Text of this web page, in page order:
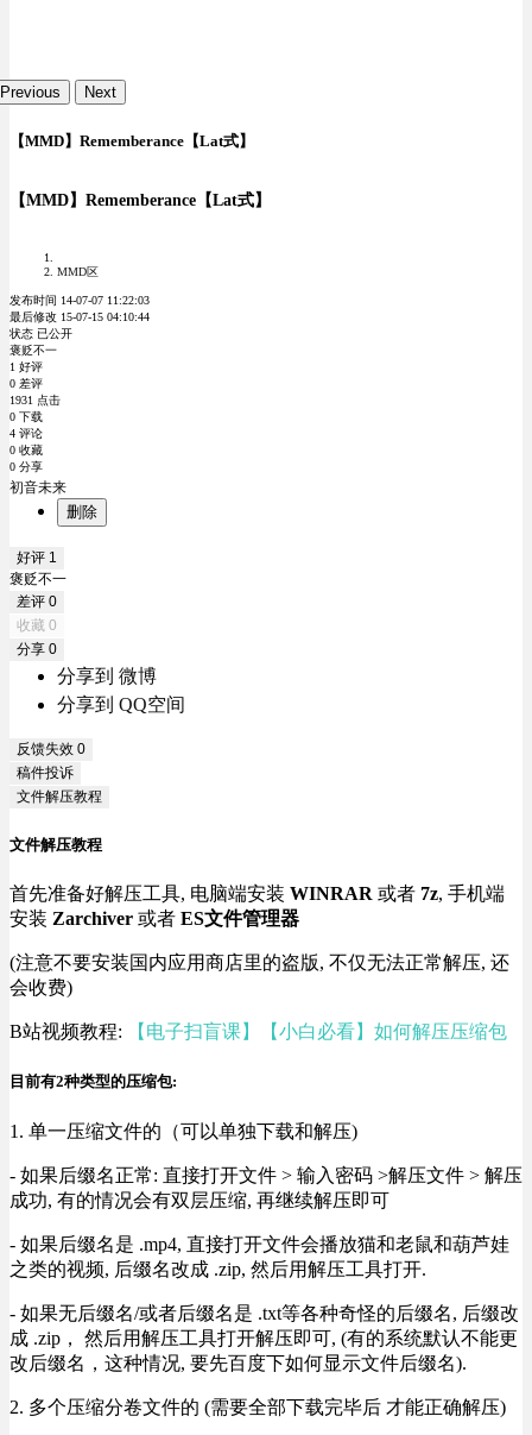
Previous Next
【MMD】Rememberance【Lat式】
【MMD】Rememberance【Lat式】
MMD区
发布时间 14-07-07 11:22:03
最后修改 15-07-15 04:10:44
状态 已公开
褒贬不一
1 好评
0 差评
1931 点击
0 下载
4 评论
0 收藏
0 分享
初音未来
删除
好评 1
褒贬不一
差评 0
收藏 0
分享 0
分享到 微博
分享到 QQ空间
反馈失效 0
稿件投诉
文件解压教程
文件解压教程
首先准备好解压工具, 电脑端安装 WINRAR 或者 7z, 手机端
安装 Zarchiver 或者 ES文件管理器
(注意不要安装国内应用商店里的盗版, 不仅无法正常解压, 还
会收费)
B站视频教程: 【电子扫盲课】【小白必看】如何解压压缩包
目前有2种类型的压缩包:
1. 单一压缩文件的（可以单独下载和解压)
- 如果后缀名正常: 直接打开文件 > 输入密码 >解压文件 > 解压
成功, 有的情况会有双层压缩, 再继续解压即可
- 如果后缀名是 .mp4, 直接打开文件会播放猫和老鼠和葫芦娃
之类的视频, 后缀名改成 .zip, 然后用解压工具打开.
- 如果无后缀名/或者后缀名是 .txt等各种奇怪的后缀名, 后缀改
成 .zip， 然后用解压工具打开解压即可, (有的系统默认不能更
改后缀名，这种情况, 要先百度下如何显示文件后缀名).
2. 多个压缩分卷文件的 (需要全部下载完毕后 才能正确解压)